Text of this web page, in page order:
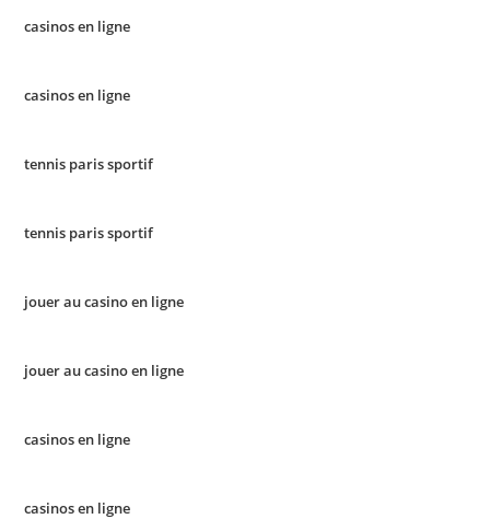
casinos en ligne
casinos en ligne
tennis paris sportif
tennis paris sportif
jouer au casino en ligne
jouer au casino en ligne
casinos en ligne
casinos en ligne